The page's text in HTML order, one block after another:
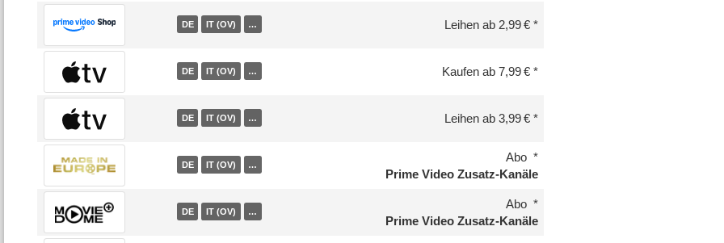
DE IT (OV) … Leihen ab 2,99 €
DE IT (OV) … Kaufen ab 7,99 €
DE IT (OV) … Leihen ab 3,99 €
DE IT (OV) …
Abo
Prime Video Zusatz-Kanäle
DE IT (OV) …
Abo
Prime Video Zusatz-Kanäle